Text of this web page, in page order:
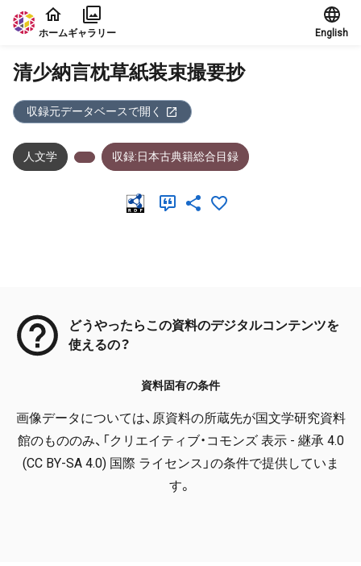
本文に飛ぶ
ホームギャラリー English
清少納言枕草紙装束撮要抄
収録元データベースで開く
人文学 収録:日本古典籍総合目録
どうやったらこの資料のデジタルコンテンツを
使えるの？
資料固有の条件
画像データについては、原資料の所蔵先が国文学研究資料
館のもののみ、「クリエイティブ・コモンズ 表示 - 継承 4.0
(CC BY-SA 4.0) 国際 ライセンス」の条件で提供していま
す。